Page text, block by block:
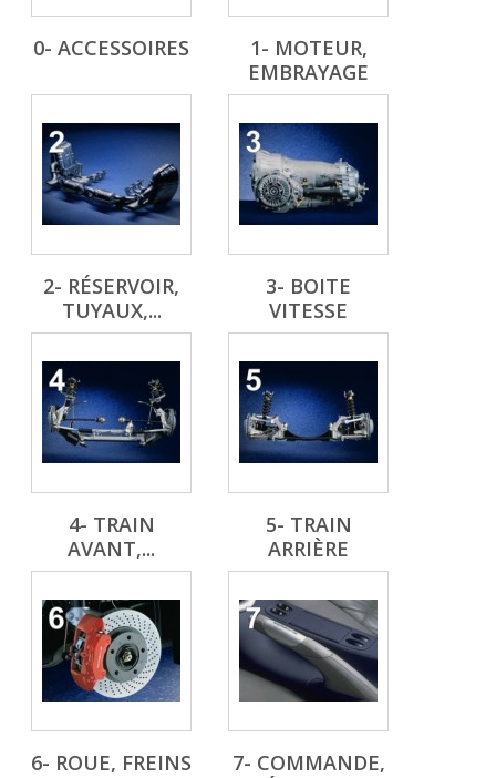
0- ACCESSOIRES
1- MOTEUR,
EMBRAYAGE
2- RÉSERVOIR,
TUYAUX,...
3- BOITE
VITESSE
4- TRAIN
AVANT,...
5- TRAIN
ARRIÈRE
6- ROUE, FREINS
7- COMMANDE,